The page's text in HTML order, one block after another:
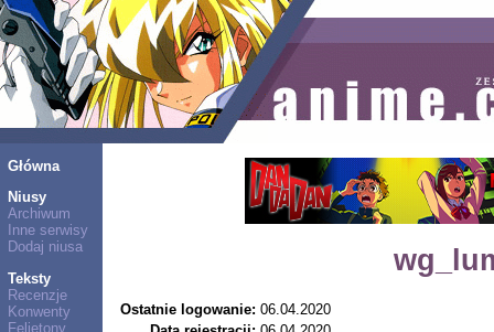
Główna
Niusy
Archiwum
Inne serwisy
Dodaj niusa
Teksty
Recenzje
Konwenty
Felietony
Ostatnie logowanie: 06.04.2020